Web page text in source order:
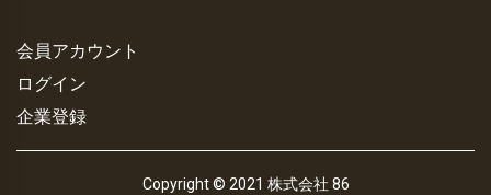
会員アカウント
ログイン
企業登録
Copyright © 2021 株式会社 86